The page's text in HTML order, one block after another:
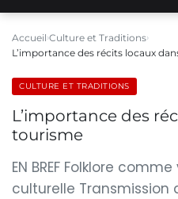
Accueil Culture et Traditions
L’importance des récits locaux
CULTURE ET TRADITIONS
L’importance des
tourisme
EN BREF Folklore
culturelle Transmission